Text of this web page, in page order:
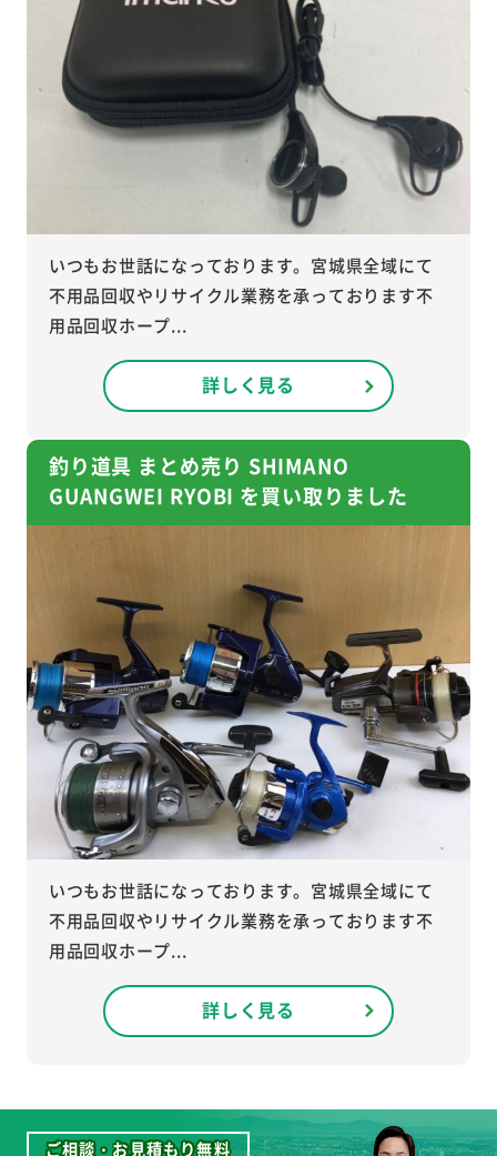
いつもお世話になっております。宮城県全域にて
不用品回収やリサイクル業務を承っております不
用品回収ホープ...
詳しく見る
釣り道具 まとめ売り SHIMANO
GUANGWEI RYOBI を買い取りました
いつもお世話になっております。宮城県全域にて
不用品回収やリサイクル業務を承っております不
用品回収ホープ...
詳しく見る
ご相談・お見積もり無料